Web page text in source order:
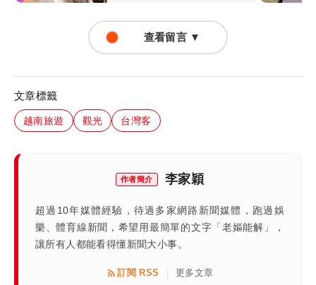
查看留言 ▼
文章標籤
越南旅遊 觀光 台灣客
作者簡介 李家穎
超過10年媒體經驗，待過多家網路新聞媒體，跑過娛
樂、體育線新聞，希望用最簡單的文字「老嫗能解」，
讓所有人都能看得懂新聞大小事。
訂閱 RSS | 更多文章